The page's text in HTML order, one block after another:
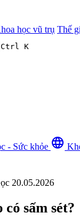
học vũ trụ Thế
Ctrl K
- Sức khỏe language
20.05.2026
có sấm sét?